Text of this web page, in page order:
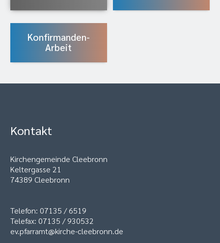
Konfirmanden-
Arbeit
Kontakt
Kirchengemeinde Cleebronn
Keltergasse 21
74389 Cleebronn
Telefon: 07135 / 6519
Telefax: 07135 / 930532
ev.pfarramt@kirche-cleebronn.de